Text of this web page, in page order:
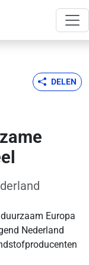
DELEN
Europa
Nederland